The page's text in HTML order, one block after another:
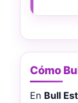
Cómo
En Bull